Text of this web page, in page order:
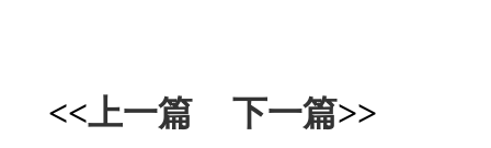
<<上一篇 下一篇>>